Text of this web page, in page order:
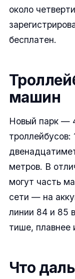
около
бесплатен.
машин
Новый парк —
троллейбусов:
метров. В
могут часть
сети — на
линии 84 и 85
тише, плавнее
Что